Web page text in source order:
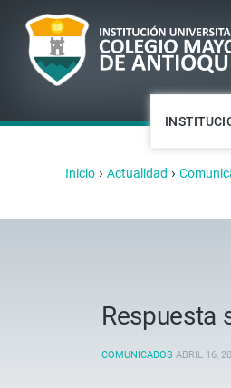
Inicio › Actualidad ›
Respuesta
COMUNICADOS ABRIL 16,